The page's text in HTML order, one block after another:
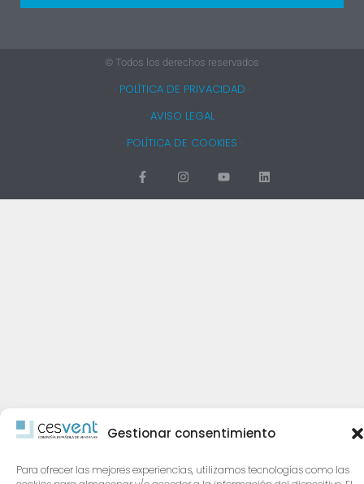
Gestionar consentimiento
Para ofrecer las mejores experiencias, utilizamos tecnologías como las
© Todos los derechos reservados
· POLÍTICA DE PRIVACIDAD ·
· AVISO LEGAL ·
· POLÍTICA DE COOKIES ·